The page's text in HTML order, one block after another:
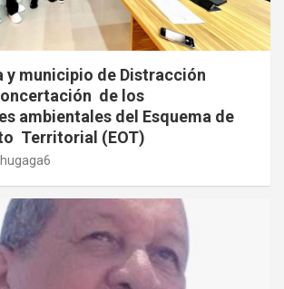
y municipio de Distracción
de los
ambientales del Esquema de
Territorial (EOT)
hugaga6